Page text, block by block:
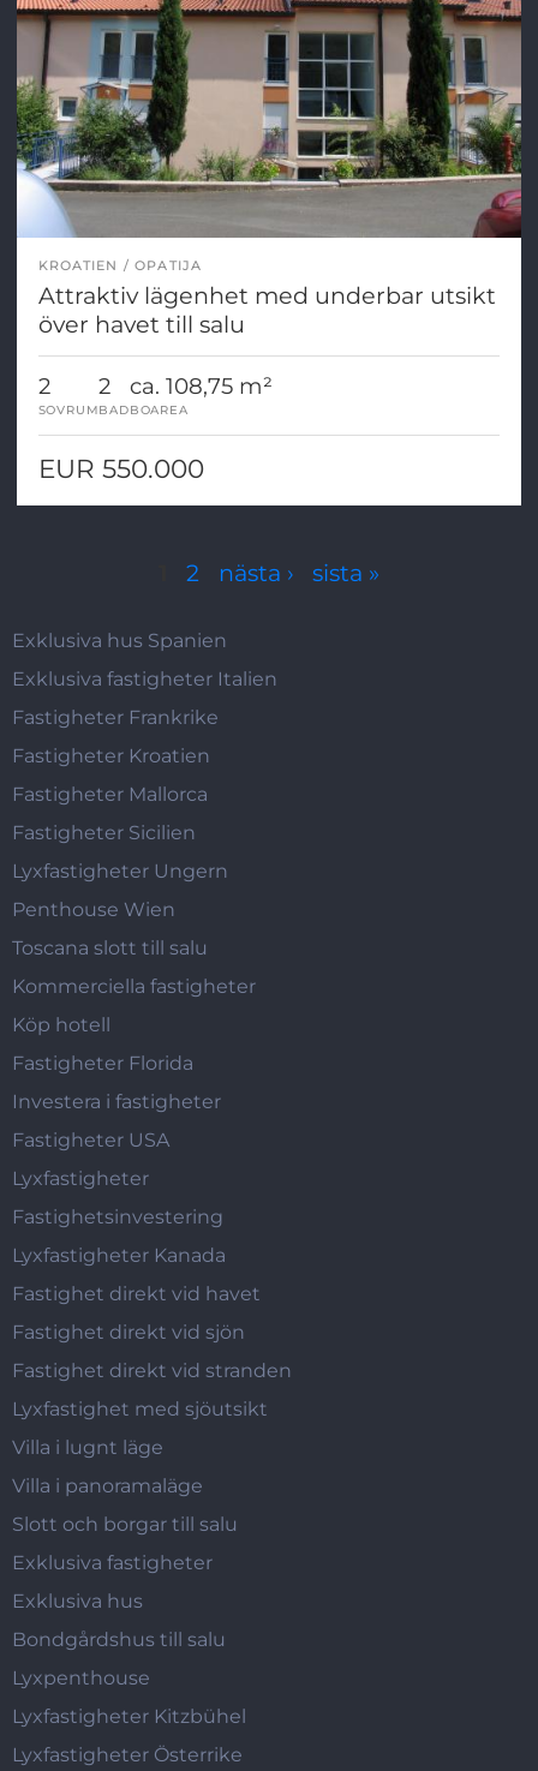
KROATIEN OPATIJA
Attraktiv lägenhet med underbar utsikt
över havet till salu
2
SOVRUM
2
BAD
ca. 108,75 m²
BOAREA
EUR 550.000
2 nästa › sista »
Exklusiva hus Spanien
Exklusiva fastigheter Italien
Fastigheter Frankrike
Fastigheter Kroatien
Fastigheter Mallorca
Fastigheter Sicilien
Lyxfastigheter Ungern
Penthouse Wien
Toscana slott till salu
Kommerciella fastigheter
Köp hotell
Fastigheter Florida
Investera i fastigheter
Fastigheter USA
Lyxfastigheter
Fastighetsinvestering
Lyxfastigheter Kanada
Fastighet direkt vid havet
Fastighet direkt vid sjön
Fastighet direkt vid stranden
Lyxfastighet med sjöutsikt
Villa i lugnt läge
Villa i panoramaläge
Slott och borgar till salu
Exklusiva fastigheter
Exklusiva hus
Bondgårdshus till salu
Lyxpenthouse
Lyxfastigheter Kitzbühel
Lyxfastigheter Österrike